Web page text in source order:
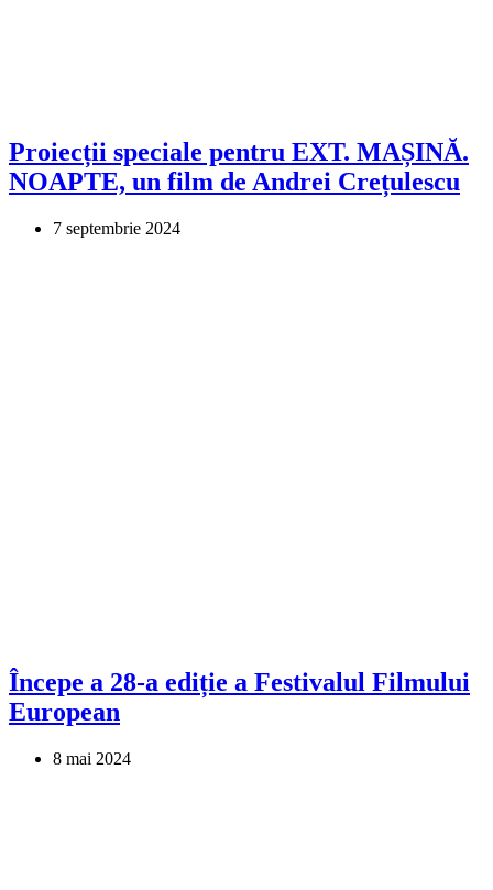
Proiecții speciale pentru EXT. MAȘINĂ.
NOAPTE, un film de Andrei Crețulescu
7 septembrie 2024
Începe a 28-a ediție a Festivalul Filmului
European
8 mai 2024